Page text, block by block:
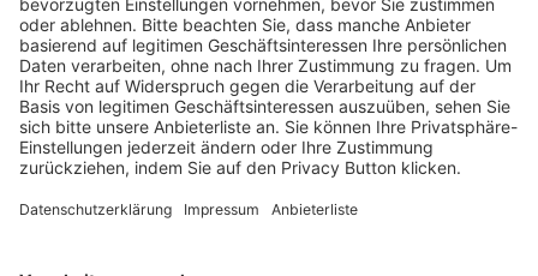
Mainzer Landstr. 251
60326 Frankfurt am Main
E-Mail:info@ruw.de
Web:https://www.ruw.de
Impressum